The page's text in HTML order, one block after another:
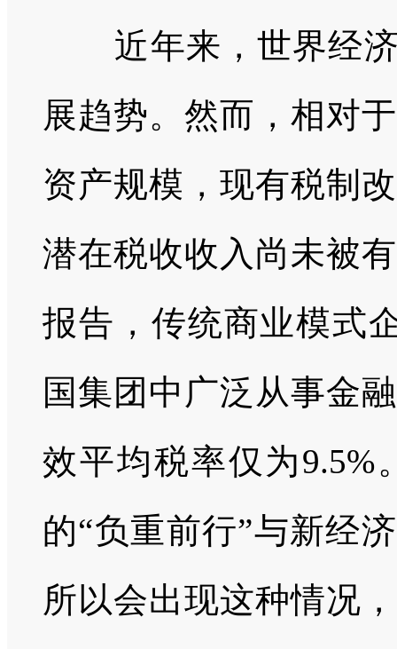
近年来，世界经
展趋势。然而，相对
资产规模，现有税制
潜在税收收入尚未被
报告，传统商业模式
国集团中广泛从事金
效平均税率仅为
的“负重前行”与新经
所以会出现这种情况